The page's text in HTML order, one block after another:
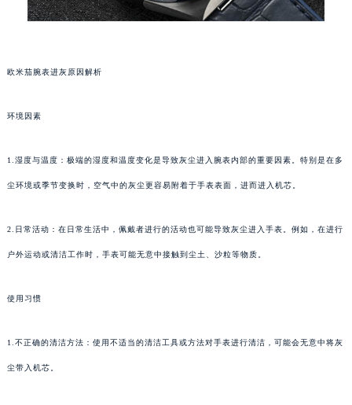
欧米茄腕表进灰原因解析
环境因素
1.湿度与温度：极端的湿度和温度变化是导致灰尘进入腕表内部的重要因素。特别是在多
尘环境或季节变换时，空气中的灰尘更容易附着于手表表面，进而进入机芯。
2.日常活动：在日常生活中，佩戴者进行的活动也可能导致灰尘进入手表。例如，在进行
户外运动或清洁工作时，手表可能无意中接触到尘土、沙粒等物质。
使用习惯
1.不正确的清洁方法：使用不适当的清洁工具或方法对手表进行清洁，可能会无意中将灰
尘带入机芯。